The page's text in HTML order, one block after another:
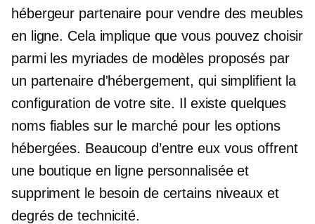
hébergeur partenaire pour vendre des meubles
en ligne. Cela implique que vous pouvez choisir
parmi les myriades de modèles proposés par
un partenaire d'hébergement, qui simplifient la
configuration de votre site. Il existe quelques
noms fiables sur le marché pour les options
hébergées. Beaucoup d’entre eux vous offrent
une boutique en ligne personnalisée et
suppriment le besoin de certains niveaux et
degrés de technicité.